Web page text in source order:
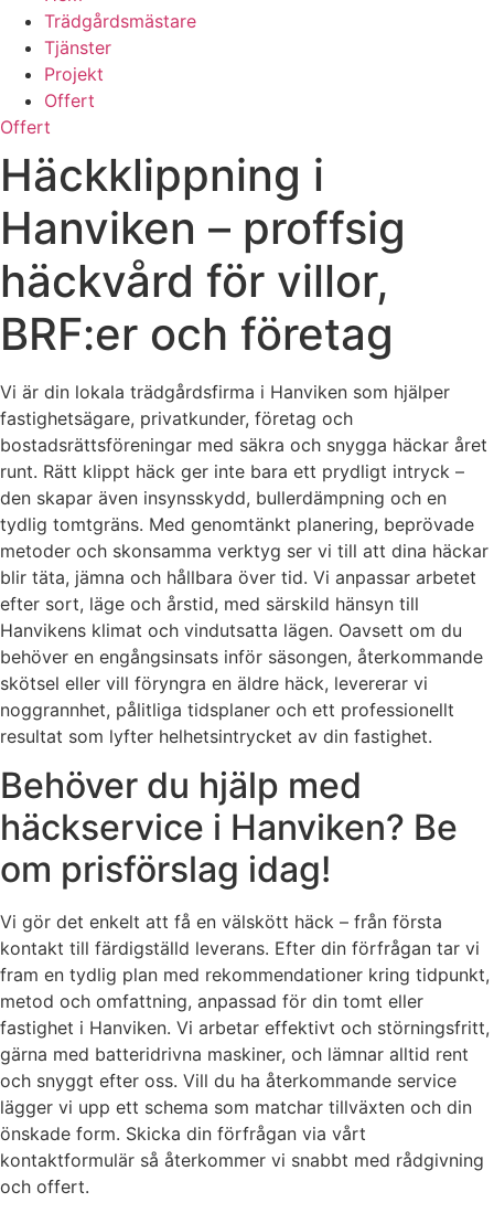
Trädgårdsmästare
Tjänster
Projekt
Offert
Offert
Häckklippning i
Hanviken – proffsig
häckvård för villor,
BRF:er och företag
Vi är din lokala trädgårdsfirma i Hanviken som hjälper
fastighetsägare, privatkunder, företag och
bostadsrättsföreningar med säkra och snygga häckar året
runt. Rätt klippt häck ger inte bara ett prydligt intryck –
den skapar även insynsskydd, bullerdämpning och en
tydlig tomtgräns. Med genomtänkt planering, beprövade
metoder och skonsamma verktyg ser vi till att dina häckar
blir täta, jämna och hållbara över tid. Vi anpassar arbetet
efter sort, läge och årstid, med särskild hänsyn till
Hanvikens klimat och vindutsatta lägen. Oavsett om du
behöver en engångsinsats inför säsongen, återkommande
skötsel eller vill föryngra en äldre häck, levererar vi
noggrannhet, pålitliga tidsplaner och ett professionellt
resultat som lyfter helhetsintrycket av din fastighet.
Behöver du hjälp med
häckservice i Hanviken? Be
om prisförslag idag!
Vi gör det enkelt att få en välskött häck – från första
kontakt till färdigställd leverans. Efter din förfrågan tar vi
fram en tydlig plan med rekommendationer kring tidpunkt,
metod och omfattning, anpassad för din tomt eller
fastighet i Hanviken. Vi arbetar effektivt och störningsfritt,
gärna med batteridrivna maskiner, och lämnar alltid rent
och snyggt efter oss. Vill du ha återkommande service
lägger vi upp ett schema som matchar tillväxten och din
önskade form. Skicka din förfrågan via vårt
kontaktformulär så återkommer vi snabbt med rådgivning
och offert.